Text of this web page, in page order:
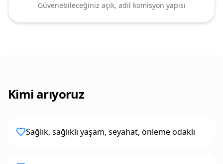
Güvenebileceğiniz açık, adil komisyon yapısı
Kimi arıyoruz
Sağlık, sağlıklı yaşam, seyahat, önleme odaklı